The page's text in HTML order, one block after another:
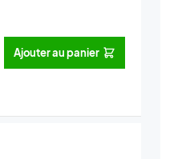
Ajouter au panier